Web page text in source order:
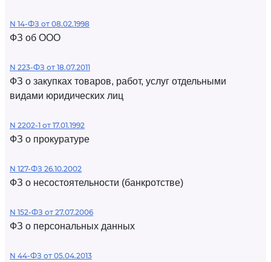
N 14-ФЗ от 08.02.1998
ФЗ об ООО
N 223-ФЗ от 18.07.2011
ФЗ о закупках товаров, работ, услуг отдельными
видами юридических лиц
N 2202-1 от 17.01.1992
ФЗ о прокуратуре
N 127-ФЗ 26.10.2002
ФЗ о несостоятельности (банкротстве)
N 152-ФЗ от 27.07.2006
ФЗ о персональных данных
N 44-ФЗ от 05.04.2013